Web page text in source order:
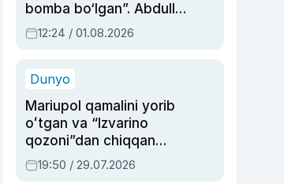
bomba bo‘lgan”. Abdulla
Oripovni siyosiy
ayblovlardan asrab
12:24 / 01.08.2026
Dunyo
Mariupol qamalini yorib
oʻtgan va “Izvarino
qozoni”dan chiqqan
qahramon — Ukraina
armiyasi bosh
19:50 / 29.07.2026